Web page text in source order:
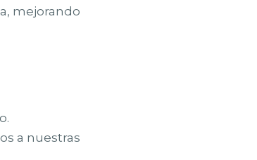
mejorando
a nuestras